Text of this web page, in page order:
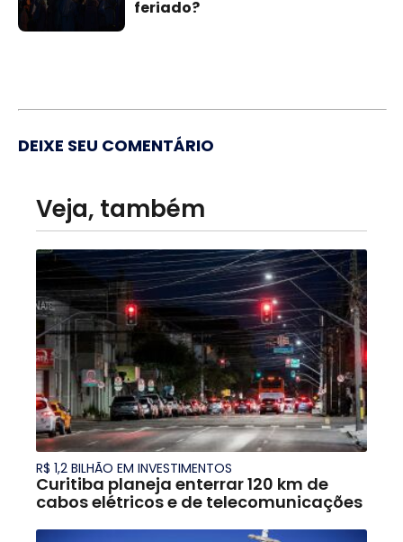
feriado?
DEIXE SEU COMENTÁRIO
Veja, também
R$ 1,2 BILHÃO EM INVESTIMENTOS
Curitiba planeja enterrar 120 km de
cabos elétricos e de telecomunicações